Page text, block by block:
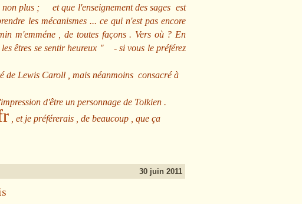
non plus ; et que l'enseignement des sages est
les mécanismes ... ce qui n'est pas encore
m'emméne , de toutes façons . Vers où ? En
êtres se sentir heureux " - si vous le préférez
de Lewis Caroll , mais néanmoins consacré à
d'être un personnage de Tolkien .
, et je préférerais , de beaucoup , que ça
30 juin 2011